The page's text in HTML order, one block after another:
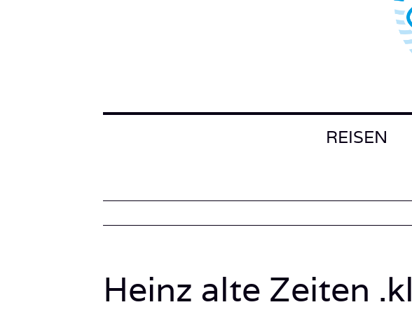
REISEN
Heinz alte Zeiten .kl